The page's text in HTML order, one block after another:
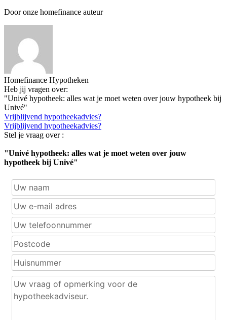
Door onze homefinance auteur
Homefinance Hypotheken
Heb jij vragen over:
"Univé hypotheek: alles wat je moet weten over jouw hypotheek bij
Univé"
Vrijblijvend hypotheekadvies?
Vrijblijvend hypotheekadvies?
Stel je vraag over :
"Univé hypotheek: alles wat je moet weten over jouw
hypotheek bij Univé"